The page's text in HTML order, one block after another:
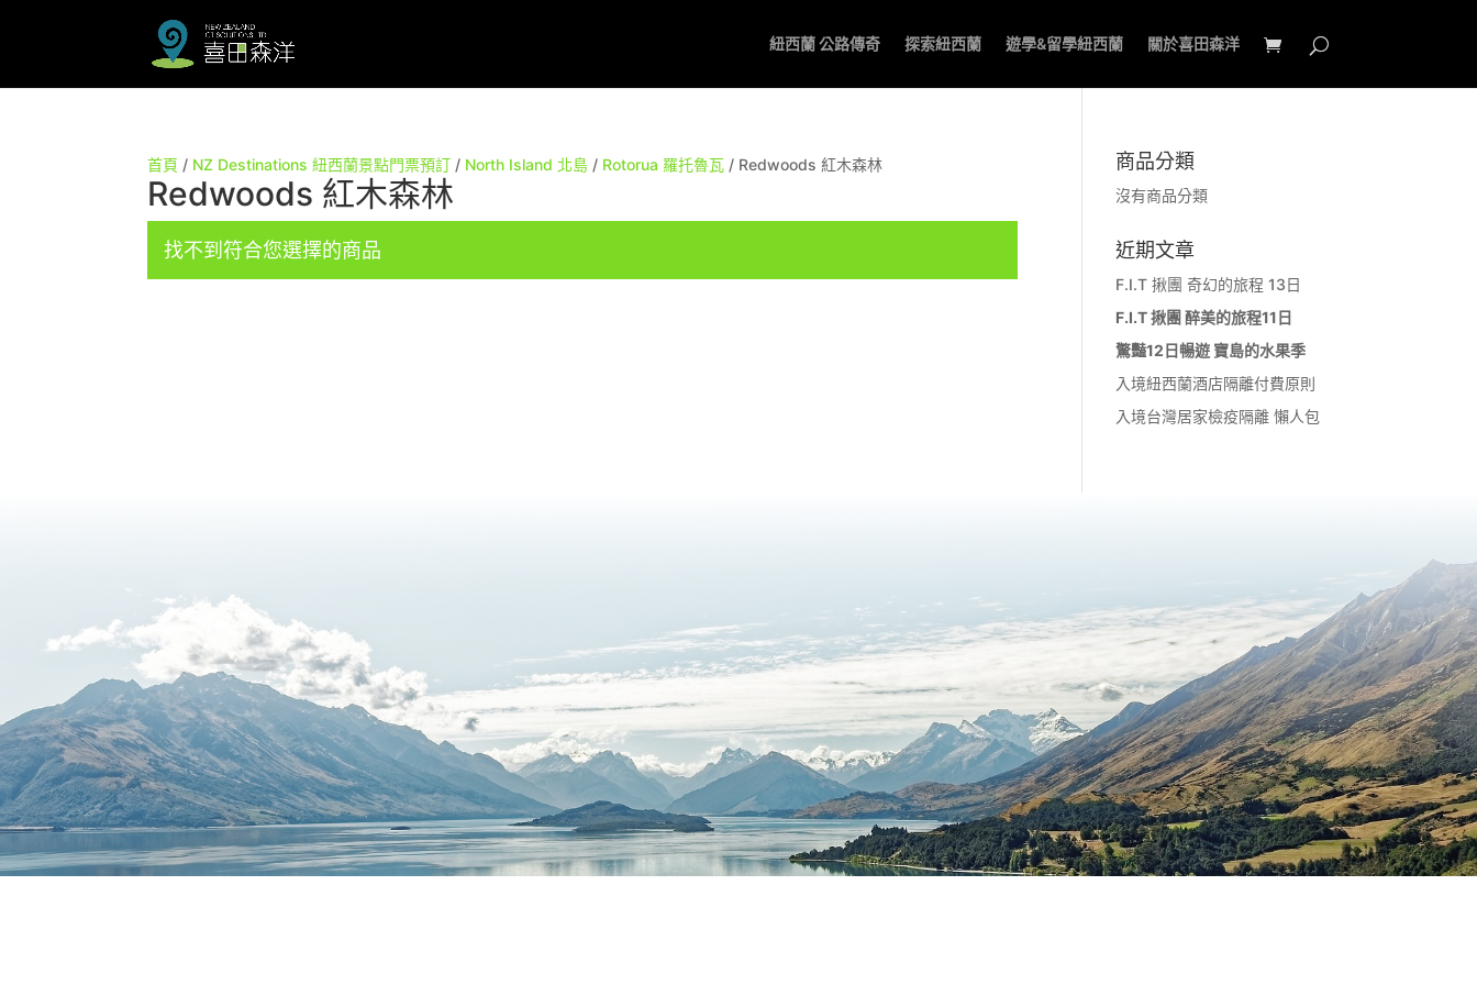
紐西蘭 公路傳奇 探索紐西蘭 遊學&留學紐西蘭 關於喜田森洋
首頁 / NZ Destinations 紐西蘭景點門票預訂 / North Island 北島 / Rotorua 羅托魯瓦 / Redwoods 紅木森林
Redwoods 紅木森林
找不到符合您選擇的商品
商品分類
沒有商品分類
近期文章
F.I.T 揪團 奇幻的旅程 13日
F.I.T 揪團 醉美的旅程11日
驚豔12日暢遊 寶島的水果季
入境紐西蘭酒店隔離付費原則
入境台灣居家檢疫隔離 懶人包